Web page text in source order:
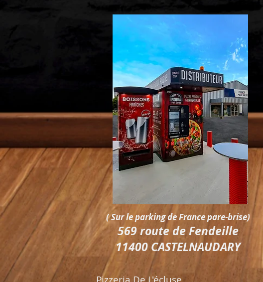
( Sur le parking de France pare-brise)
569 route de Fendeille
11400 CASTELNAUDARY